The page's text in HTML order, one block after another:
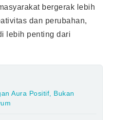
bergerak lebih
dan perubahan,
lebih penting dari
Aura Positif, Bukan